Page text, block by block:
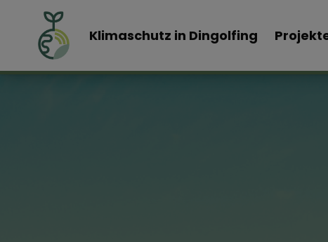
Klimaschutz in Dingolfing